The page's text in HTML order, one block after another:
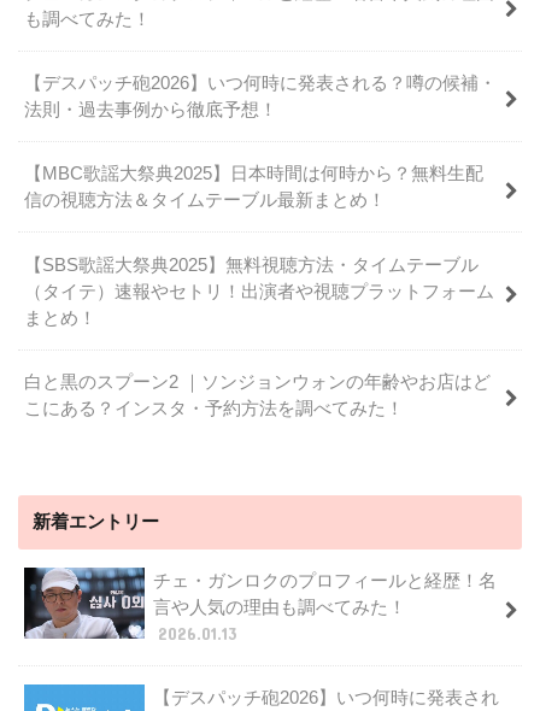
も調べてみた！
【デスパッチ砲2026】いつ何時に発表される？噂の候補・
法則・過去事例から徹底予想！
【MBC歌謡大祭典2025】日本時間は何時から？無料生配
信の視聴方法＆タイムテーブル最新まとめ！
【SBS歌謡大祭典2025】無料視聴方法・タイムテーブル
（タイテ）速報やセトリ！出演者や視聴プラットフォーム
まとめ！
白と黒のスプーン2 ｜ソンジョンウォンの年齢やお店はど
こにある？インスタ・予約方法を調べてみた！
新着エントリー
チェ・ガンロクのプロフィールと経歴！名
言や人気の理由も調べてみた！
2026.01.13
【デスパッチ砲2026】いつ何時に発表され